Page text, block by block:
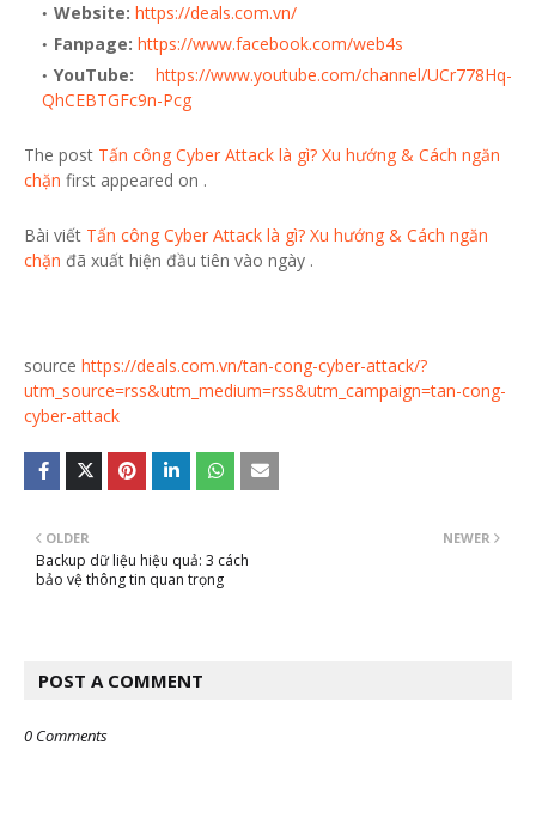
Website: https://deals.com.vn/
Fanpage: https://www.facebook.com/web4s
YouTube: https://www.youtube.com/channel/UCr778Hq-
QhCEBTGFc9n-Pcg
The post Tấn công Cyber Attack là gì? Xu hướng & Cách ngăn
chặn first appeared on .
Bài viết Tấn công Cyber Attack là gì? Xu hướng & Cách ngăn
chặn đã xuất hiện đầu tiên vào ngày .
source https://deals.com.vn/tan-cong-cyber-attack/?
utm_source=rss&utm_medium=rss&utm_campaign=tan-cong-
cyber-attack
NEWER
OLDER
Backup dữ liệu hiệu quả: 3 cách
bảo vệ thông tin quan trọng
POST A COMMENT
0 Comments